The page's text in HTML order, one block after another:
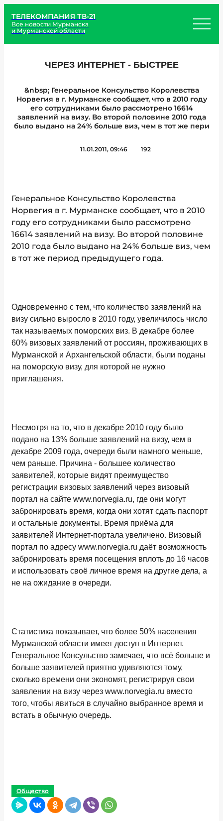
ТЕЛЕКОМПАНИЯ ТВ-21
Все новости Мурманска
и Мурманской области
ЧЕРЕЗ ИНТЕРНЕТ - БЫСТРЕЕ
&nbsp; Генеральное Консульство Королевства
Норвегия в г. Мурманске сообщает, что в 2010 году
его сотрудниками было рассмотрено 16614
заявлений на визу. Во второй половине 2010 года
было выдано на 24% больше виз, чем в тот же пери
11.01.2011, 09:46 192
Генеральное Консульство Королевства
Норвегия в г. Мурманске сообщает, что в 2010
году его сотрудниками было рассмотрено
16614 заявлений на визу. Во второй половине
2010 года было выдано на 24% больше виз, чем
в тот же период предыдущего года.
Одновременно с тем, что количество заявлений на
визу сильно выросло в 2010 году, увеличилось число
так называемых поморских виз. В декабре более
60% визовых заявлений от россиян, проживающих в
Мурманской и Архангельской области, были поданы
на поморскую визу, для которой не нужно
приглашения.
Несмотря на то, что в декабре 2010 году было
подано на 13% больше заявлений на визу, чем в
декабре 2009 года, очереди были намного меньше,
чем раньше. Причина - большее количество
заявителей, которые видят преимущество
регистрации визовых заявлений через визовый
портал на сайте www.norvegia.ru, где они могут
забронировать время, когда они хотят сдать паспорт
и остальные документы. Время приёма для
заявителей Интернет-портала увеличено. Визовый
портал по адресу www.norvegia.ru даёт возможность
забронировать время посещения вплоть до 16 часов
и использовать своё личное время на другие дела, а
не на ожидание в очереди.
Статистика показывает, что более 50% населения
Мурманской области имеет доступ в Интернет.
Генеральное Консульство замечает, что всё больше и
больше заявителей приятно удивляются тому,
сколько времени они экономят, регистрируя свои
заявлении на визу через www.norvegia.ru вместо
того, чтобы явиться в случайно выбранное время и
встать в обычную очередь.
Общество